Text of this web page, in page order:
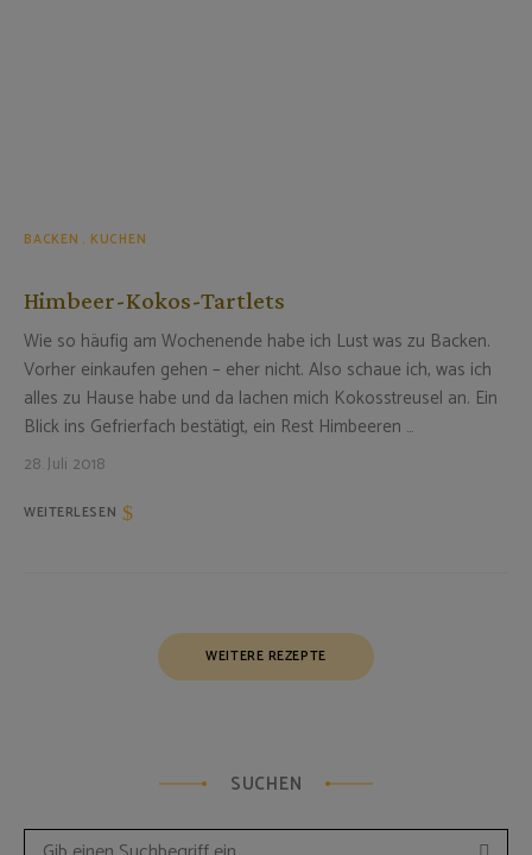
BACKEN KUCHEN
Himbeer-Kokos-Tartlets
Wie so häufig am Wochenende habe ich Lust was zu Backen.
Vorher einkaufen gehen – eher nicht. Also schaue ich, was ich
alles zu Hause habe und da lachen mich Kokosstreusel an. Ein
Blick ins Gefrierfach bestätigt, ein Rest Himbeeren …
28. Juli 2018
WEITERLESEN
WEITERE REZEPTE
SUCHEN
Search